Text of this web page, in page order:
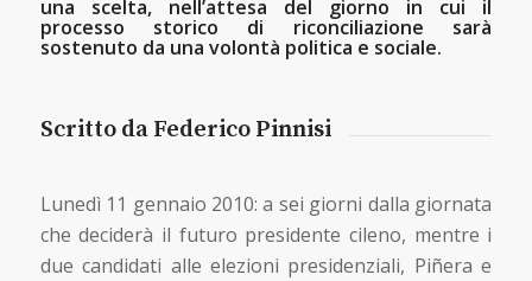
una scelta, nell’attesa del giorno in cui il
processo storico di riconciliazione sarà
sostenuto da una volontà politica e sociale.
Scritto da Federico Pinnisi
Lunedì 11 gennaio 2010: a sei giorni dalla giornata
che deciderà il futuro presidente cileno, mentre i
due candidati alle elezioni presidenziali, Piñera e